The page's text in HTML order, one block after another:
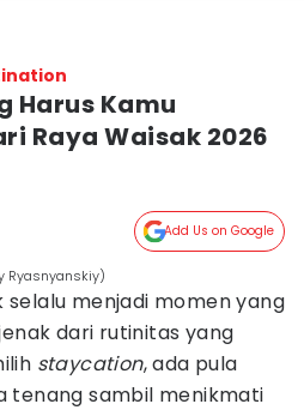
Harus Kamu
Raya Waisak 2026
Add Us on Google
Ryasnyanskiy)
selalu menjadi momen yang
dari rutinitas yang
staycation, ada pula
tenang sambil menikmati